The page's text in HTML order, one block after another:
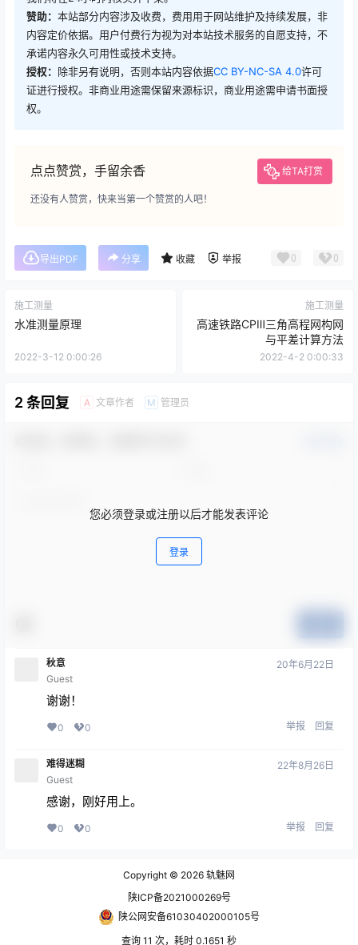
赞助： 本站部分内容涉及收费，费用用于网站维护及持续发展，非
内容定价依据。用户付费行为视为对本站技术服务的自愿支持，不
承诺内容永久可用性或技术支持。
授权： 除非另有说明，否则本站内容依据CC BY-NC-SA 4.0许可
证进行授权。非商业用途需保留来源标识，商业用途需申请书面授
权。
点点赞赏，手留余香 给TA打赏
还没有人赞赏，快来当第一个赞赏的人吧！
导出PDF 分享 收藏 举报 0 0
施工测量
水准测量原理
2022-3-12 0:00:26
施工测量
高速铁路CPⅢ三角高程网构网
与平差计算方法
2022-4-2 0:00:33
2 条回复 A 文章作者 M 管理员
您必须登录或注册以后才能发表评论
登录
秋意
Guest
20年6月22日
谢谢！
0 0 举报 回复
难得迷糊
Guest
22年8月26日
感谢，刚好用上。
0 0 举报 回复
Copyright © 2026 轨魅网
陕ICP备2021000269号
陕公网安备61030402000105号
查询 11 次，耗时 0.1651 秒